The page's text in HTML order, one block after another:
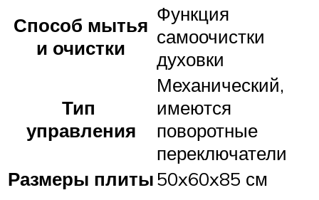
Способ мытья
и очистки
Функция
самоочистки
духовки
Тип
управления
Механический,
имеются
поворотные
переключатели
Размеры плиты50x60x85 см